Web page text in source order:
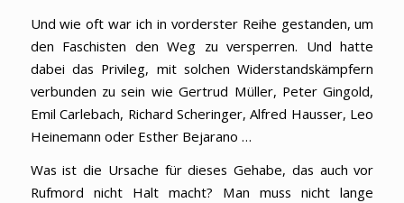
Und wie oft war ich in vorderster Reihe gestanden, um
den Faschisten den Weg zu versperren. Und hatte
dabei das Privileg, mit solchen Widerstandskämpfern
verbunden zu sein wie Gertrud Müller, Peter Gingold,
Emil Carlebach, Richard Scheringer, Alfred Hausser, Leo
Heinemann oder Esther Bejarano …
Was ist die Ursache für dieses Gehabe, das auch vor
Rufmord nicht Halt macht? Man muss nicht lange